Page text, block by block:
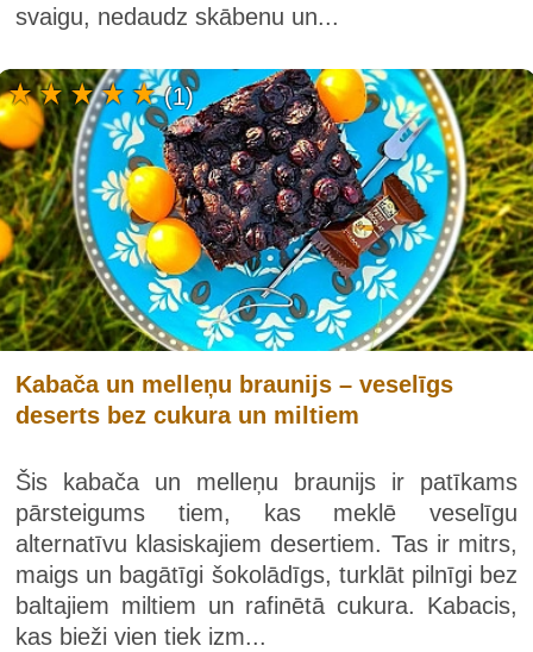
svaigu, nedaudz skābenu un...
Kabača un melleņu braunijs – veselīgs
deserts bez cukura un miltiem
Šis kabača un melleņu braunijs ir patīkams
pārsteigums tiem, kas meklē veselīgu
alternatīvu klasiskajiem desertiem. Tas ir mitrs,
maigs un bagātīgi šokolādīgs, turklāt pilnīgi bez
baltajiem miltiem un rafinētā cukura. Kabacis,
kas bieži vien tiek izm...
(1)